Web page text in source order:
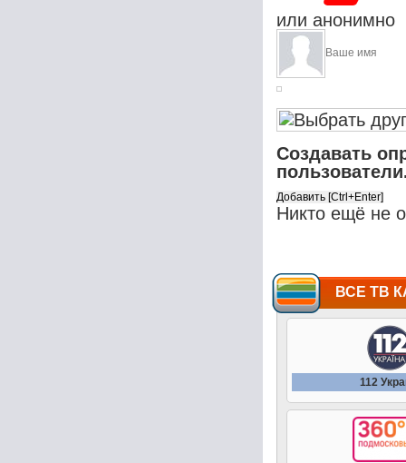
или анонимно
Создавать
Никто ещё не
ВСЕ ТВ
112